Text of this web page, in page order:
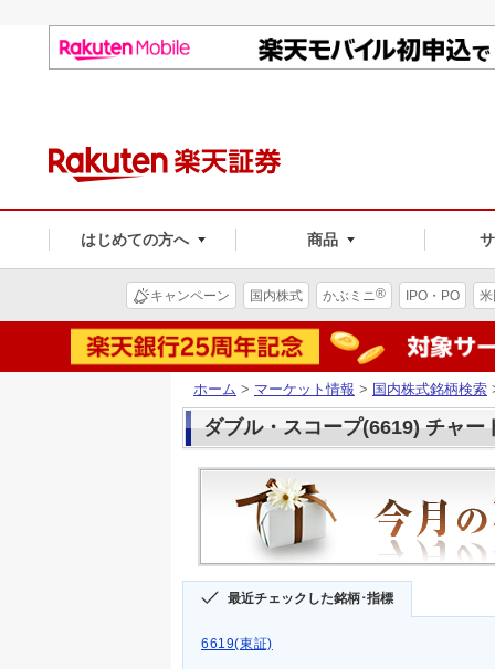
はじめての方へ 商品
キャンペーン 国内株式 かぶミニ® IPO・PO
ホーム > マーケット情報 > 国内株式銘柄検索
ダブル・スコープ(6619) チャー
最近チェックした銘柄･指標
6619(東証)